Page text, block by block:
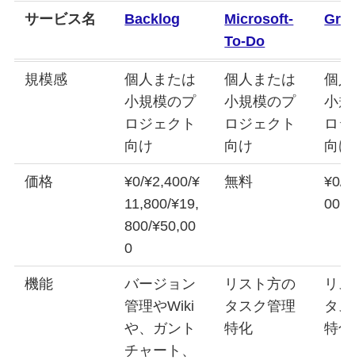
サービス名 Backlog
Microsoft-
To-Do
規模感
個人または
小規模のプ
ロジェクト
向け
個人または
小規模のプ
ロジェクト
向け
個
小
ロ
向け
価格
¥0/¥2,400/¥
11,800/¥19,
800/¥50,00
0
無料
¥0/
00
機能
バージョン
管理やWiki
や、ガント
チャート、
リスト方の
タスク管理
特化
リ
タ
特化